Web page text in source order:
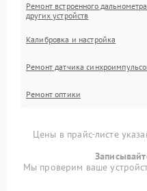
Ремонт встроенного
других устройств
Калибровка и настройка
Ремонт датчика
Ремонт оптики
Цены в прайс-листе
Мы проверим ваше